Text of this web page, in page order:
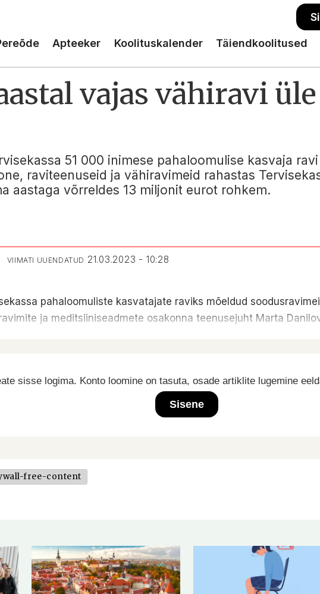
Apteeker Koolituskalender Täiendkoolitused
vajas vähiravi
51 000 inimese pahaloomulise kasvaja
raviteenuseid ja vähiravimeid rahastas
aastaga võrreldes 13 miljonit eurot rohkem.
VIIMATI UUENDATUD 21.03.2023 - 10:28
pahaloomuliste kasvatajate raviks mõeldud
ja meditsiiniseadmete osakonna teenusejuht Marta
sisse logima. Konto loomine on tasuta, osade artiklite lugemine
Sisene
free-content